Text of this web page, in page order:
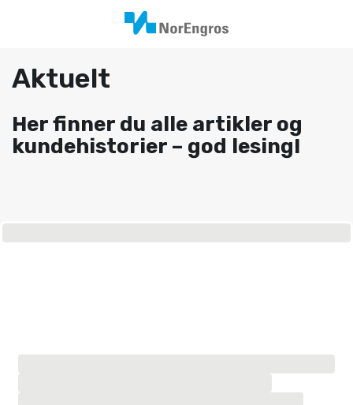
Aktuelt
Her finner du alle artikler og
kundehistorier – god lesing!